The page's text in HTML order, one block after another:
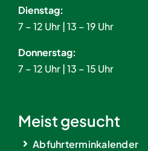
Dienstag:
7 – 12 Uhr | 13 – 19 Uhr
Donnerstag:
7 – 12 Uhr | 13 – 15 Uhr
Meist gesucht
Abfuhrterminkalender